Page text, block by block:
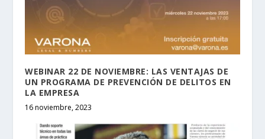
WEBINAR 22 DE NOVIEMBRE: LAS VENTAJAS DE
UN PROGRAMA DE PREVENCIÓN DE DELITOS EN
LA EMPRESA
16 noviembre, 2023